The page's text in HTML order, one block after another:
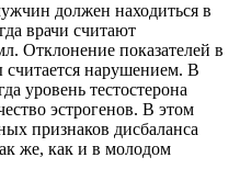
должен находиться в
врачи считают
Отклонение показателей в
нарушением. В
уровень тестостерона
эстрогенов. В этом
признаков дисбаланса
же, как и в молодом